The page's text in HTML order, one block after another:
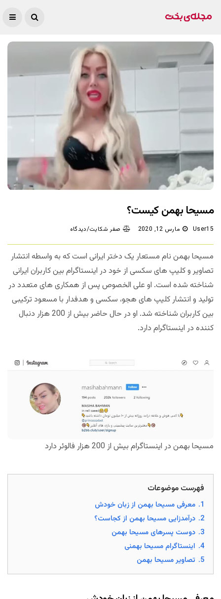
مسیحا بهمن کیست؟
User15 مارس 12, 2020 صفر شکایت/دیدگاه
مسیحا بهمن نام مستعار یک دختر ایرانی است که به واسطه انتشار
تصاویر و کلیپ های سکسی از خود در اینستاگرام بین کاربران ایرانی
شناخته شده است. او علی الخصوص پس از همکاری های متعدد در
تولید و انتشار کلیپ های هجو، سکسی و هدفدار با مسعود ترکیبی
بین کاربران شناخته شد. او در حال حاضر بیش از 200 هزار دنبال
کننده در اینستاگرام دارد.
مسیحا بهمن در اینستاگرام بیش از 200 هزار فالوئر دارد
فهرست موضوعات
1. معرفی مسیحا بهمن از زبان خودش
2. درآمدزایی مسیحا بهمن از کجاست؟
3. دوست پسرهای مسیحا بهمن
4. اینستاگرام مسیحا بهمنی
5. تصاویر مسیحا بهمن